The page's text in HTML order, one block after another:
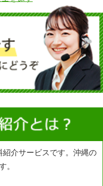
紹介サービスです。沖縄の
。